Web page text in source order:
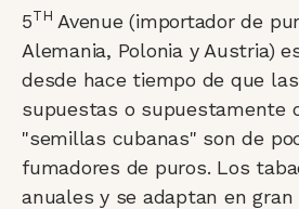
5TH Avenue (importador de
Alemania, Polonia y Austria)
desde hace tiempo de que
supuestas o supuestamente
"semillas cubanas" son de
fumadores de puros. Los
anuales y se adaptan en